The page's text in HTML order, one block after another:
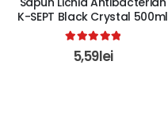
K-SEPT Black Crystal 500ml
5.00 out of 5
5,59lei